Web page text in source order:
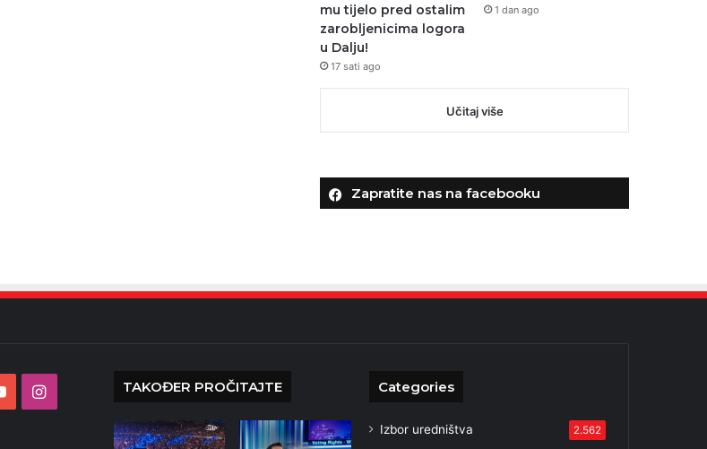
mu tijelo pred ostalim
zarobljenicima logora
u Dalju!
17 sati ago
1 dan ago
Učitaj više
Zapratite nas na facebooku
YouTubeInstagram TAKOĐER PROČITAJTE Categories
Izbor uredništva 2.562